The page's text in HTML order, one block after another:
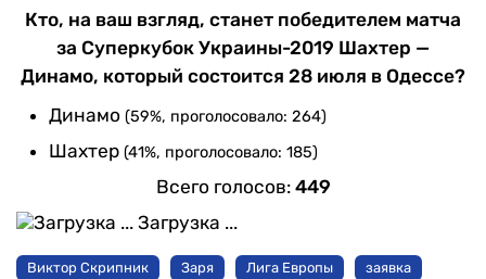
Кто, на ваш взгляд, станет победителем матча
за Суперкубок Украины-2019 Шахтер —
Динамо, который состоится 28 июля в Одессе?
Динамо (59%, проголосовало: 264)
Шахтер (41%, проголосовало: 185)
Всего голосов: 449
Загрузка ...
Виктор Скрипник Заря Лига Европы заявка